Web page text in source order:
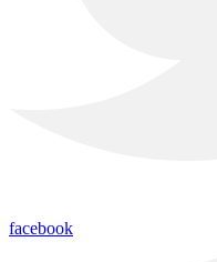
facebook